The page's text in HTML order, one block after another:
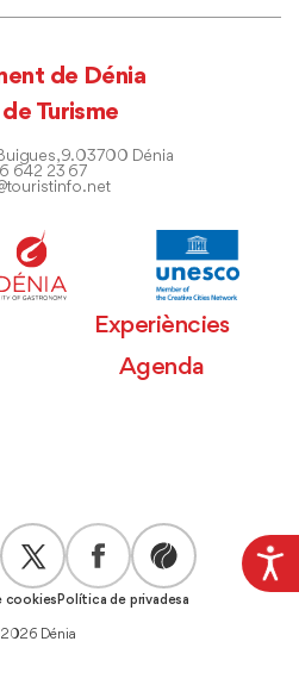
de Dénia
Turisme
9. 03700 Dénia
642 23 67
Experiències
Agenda
cookies Política de privadesa
Dénia